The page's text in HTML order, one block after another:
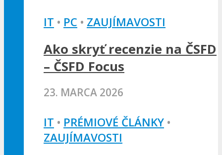
IT • PC • ZAUJÍMAVOSTI
Ako skryť recenzie na ČSFD
– ČSFD Focus
23. MARCA 2026
IT • PRÉMIOVÉ ČLÁNKY •
ZAUJÍMAVOSTI